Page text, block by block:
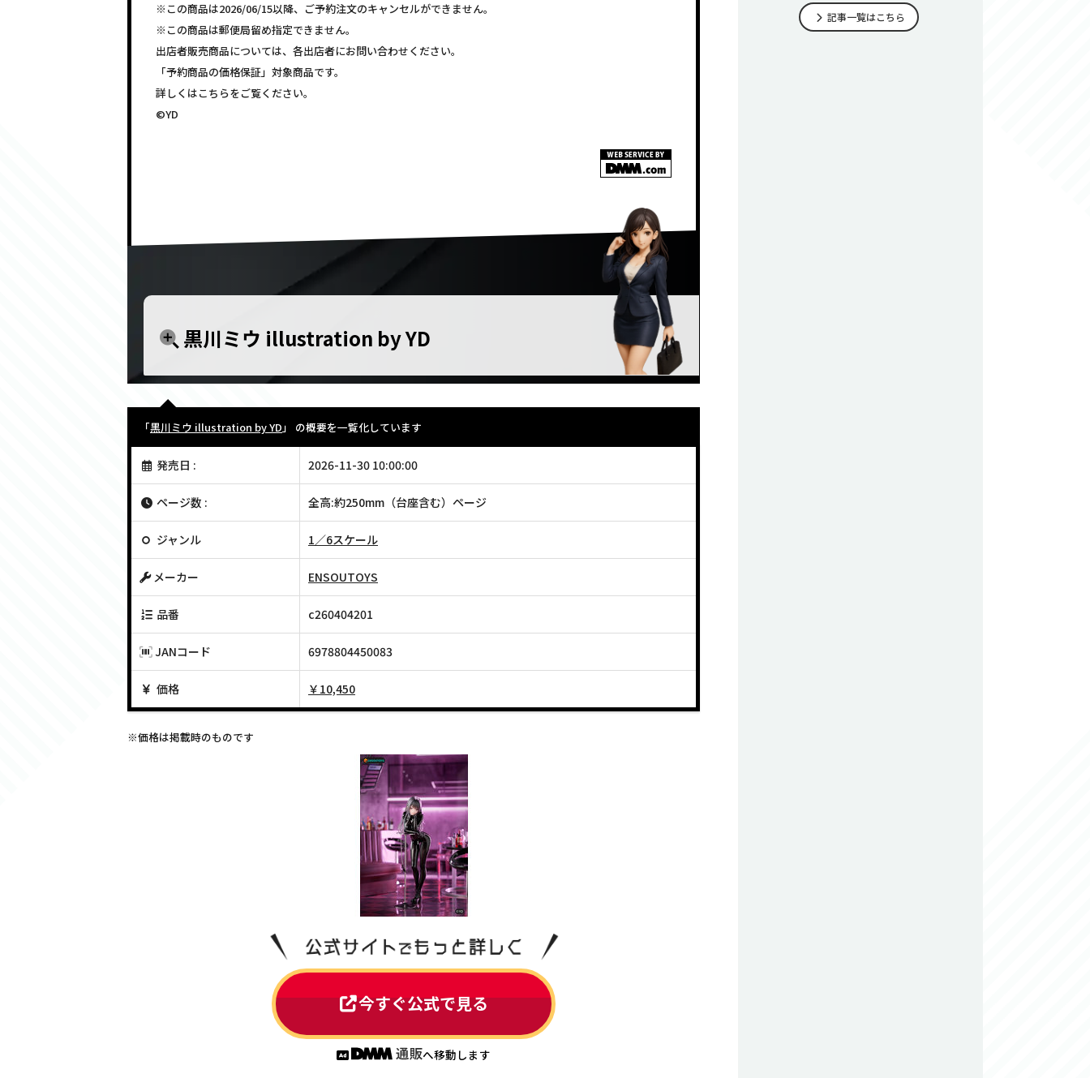
※この商品は2026/06/15以降、ご予約注文のキャンセルができません。
※この商品は郵便局留め指定できません。
出店者販売商品については、各出店者にお問い合わせください。
「予約商品の価格保証」対象商品です。
詳しくはこちらをご覧ください。
©YD
黒川ミウ illustration by YD
「黒川ミウ illustration by YD」 の概要を一覧化しています
発売日 : 2026-11-30 10:00:00
ページ数 : 全高:約250mm（台座含む）ページ
ジャンル 1／6スケール
メーカー ENSOUTOYS
品番 c260404201
JANコード 6978804450083
価格 ￥10,450
※価格は掲載時のものです
今すぐ公式で見る
へ移動します
記事一覧はこちら